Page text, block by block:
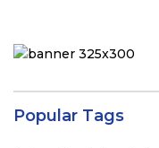
Popular Tags